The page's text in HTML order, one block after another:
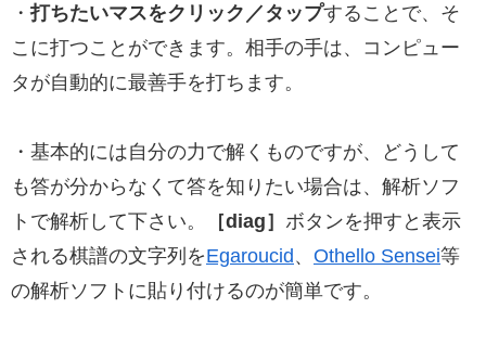
・打ちたいマスをクリック／タップすることで、そ
こに打つことができます。相手の手は、コンピュー
タが自動的に最善手を打ちます。
・基本的には自分の力で解くものですが、どうして
も答が分からなくて答を知りたい場合は、解析ソフ
トで解析して下さい。
［diag］ ボタンを押すと表示
される棋譜の文字列をEgaroucid、 Othello Sensei等
の解析ソフトに貼り付けるのが簡単です。